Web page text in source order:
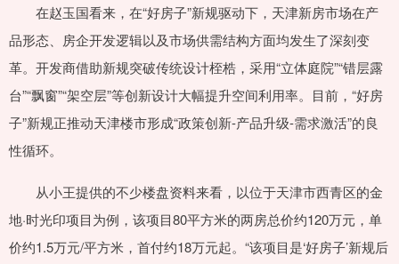
在赵玉国看来，在“好房子”新规驱动下，天津新房市场在产
品形态、房企开发逻辑以及市场供需结构方面均发生了深刻变
革。开发商借助新规突破传统设计桎梏，采用“立体庭院”“错层露
台”“飘窗”“架空层”等创新设计大幅提升空间利用率。目前，“好房
子”新规正推动天津楼市形成“政策创新-产品升级-需求激活”的良
性循环。
从小王提供的不少楼盘资料来看，以位于天津市西青区的金
地·时光印项目为例，该项目80平方米的两房总价约120万元，单
价约1.5万元/平方米，首付约18万元起。“该项目是‘好房子’新规后